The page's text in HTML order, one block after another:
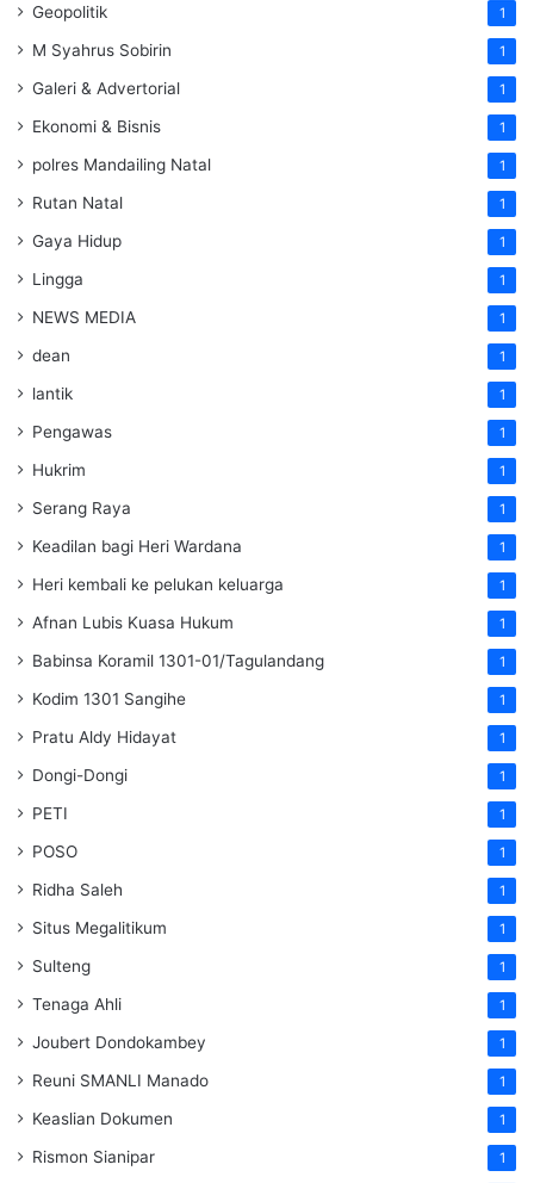
Geopolitik 1
M Syahrus Sobirin 1
Galeri & Advertorial 1
Ekonomi & Bisnis 1
polres Mandailing Natal 1
Rutan Natal 1
Gaya Hidup 1
Lingga 1
NEWS MEDIA 1
dean 1
lantik 1
Pengawas 1
Hukrim 1
Serang Raya 1
Keadilan bagi Heri Wardana 1
Heri kembali ke pelukan keluarga 1
Afnan Lubis Kuasa Hukum 1
Babinsa Koramil 1301-01/Tagulandang 1
Kodim 1301 Sangihe 1
Pratu Aldy Hidayat 1
Dongi-Dongi 1
PETI 1
POSO 1
Ridha Saleh 1
Situs Megalitikum 1
Sulteng 1
Tenaga Ahli 1
Joubert Dondokambey 1
Reuni SMANLI Manado 1
Keaslian Dokumen 1
Rismon Sianipar 1